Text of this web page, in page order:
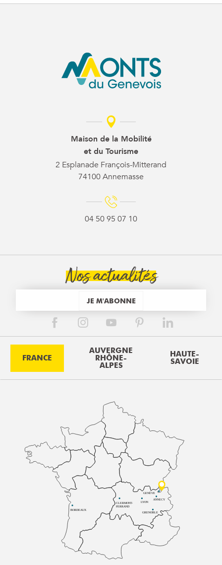
Maison de la Mobilité
et du Tourisme
2 Esplanade François-Mitterand
74100 Annemasse
04 50 95 07 10
Nos actualités
JE M'ABONNE
FRANCE
AUVERGNE
RHÔNE-
ALPES
HAUTE-
SAVOIE
BORDEAUX
CLERMONT-
FERRAND
LYON
ANNECY
GRENOBLE
GENÈVE